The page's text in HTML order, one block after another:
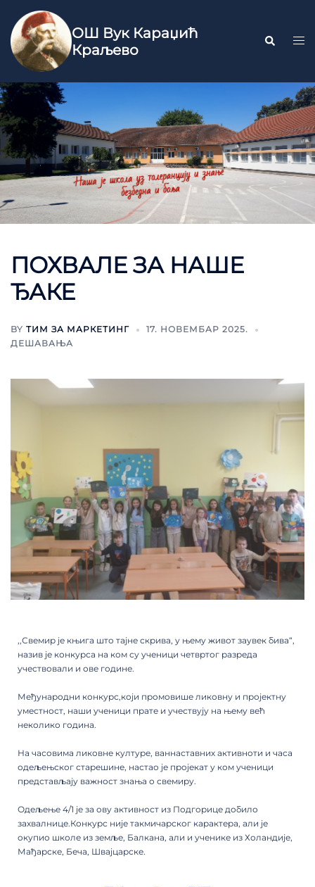
ОШ Вук Караџић
Краљево
ПОХВАЛЕ ЗА НАШЕ
ЂАКЕ
BY ТИМ ЗА МАРКЕТИНГ
17. НОВЕМБАР 2025.
ДЕШАВАЊА
,,Свемир је књига што тајне скрива, у њему живот заувек бива“,
назив је конкурса на ком су ученици четвртог разреда
учествовали и ове године.
Међународни конкурс,који промовише ликовну и пројектну
уместност, наши ученици прате и учествују на њему већ
неколико година.
На часовима ликовне културе, ваннаставних активноти и часа
одељењског старешине, настао је пројекат у ком ученици
представљају важност знања о свемиру.
Одељење 4/1 је за ову активност из Подгорице добило
захвалнице.Конкурс није такмичарског карактера, али је
окупио школе из земље, Балкана, али и ученике из Холандије,
Мађарске, Беча, Швајцарске.